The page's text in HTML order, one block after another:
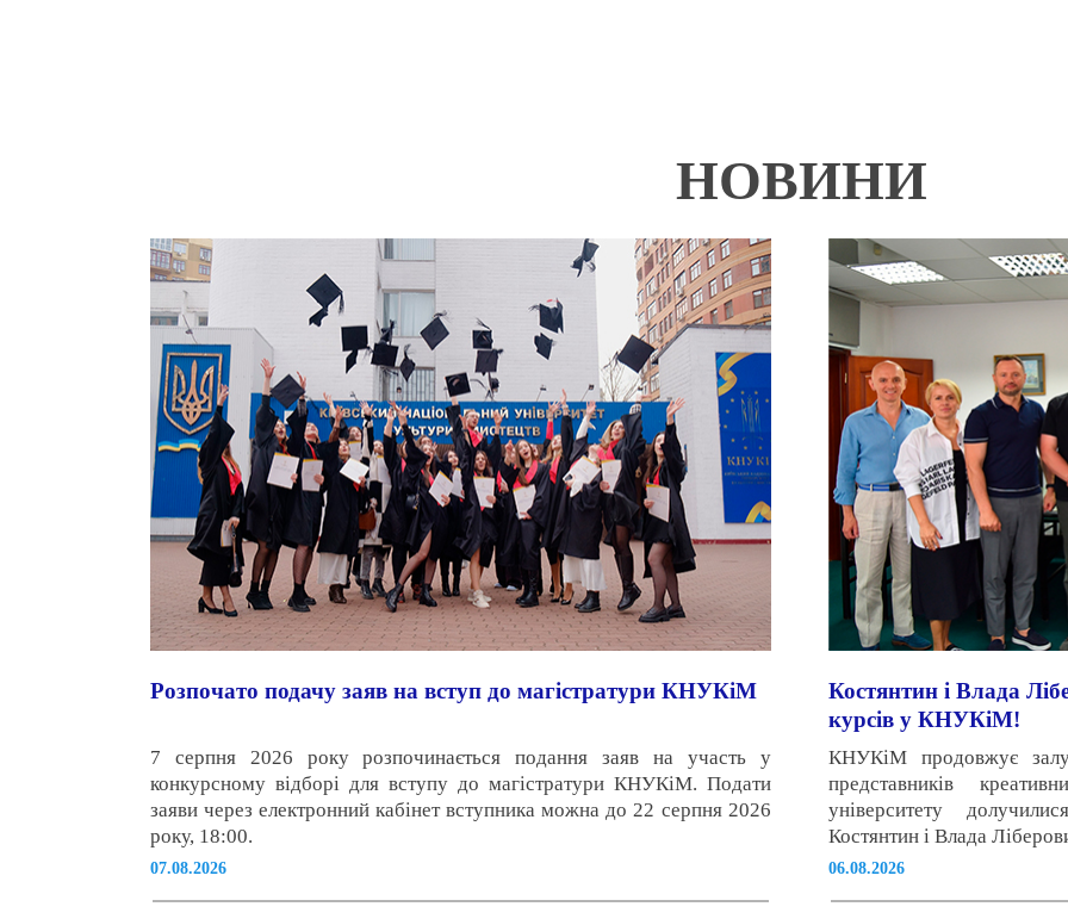
НОВИНИ
Розпочато подачу заяв на вступ до магістратури КНУКіМ
7 серпня 2026 року розпочинається подання заяв на участь у
конкурсному відборі для вступу до магістратури КНУКіМ. Подати
заяви через електронний кабінет вступника можна до 22 серпня 2026
року, 18:00.
07.08.2026
Костянтин і Влада
курсів у КНУКіМ!
КНУКіМ продовжує
представників
університету
Костянтин і Влада
06.08.2026